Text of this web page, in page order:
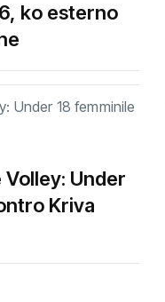
ko esterno
Under
Kriva